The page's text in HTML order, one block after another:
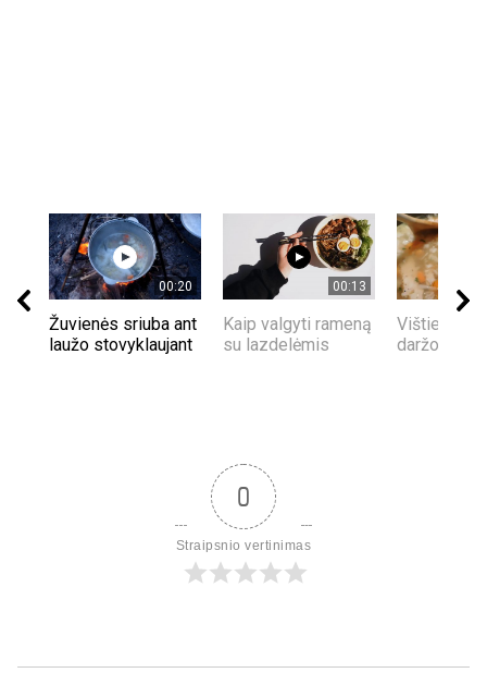
00:20
Žuvienės sriuba ant
laužo stovyklaujant
00:13
Kaip valgyti rameną
su lazdelėmis
Vištienos
daržovėmis
0
Straipsnio vertinimas